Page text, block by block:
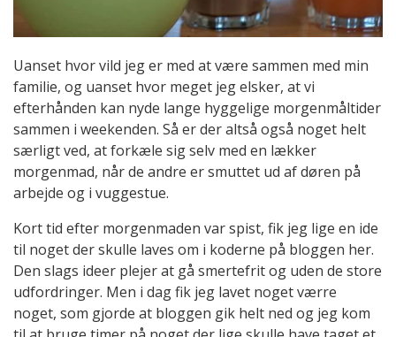
Uanset hvor vild jeg er med at være sammen med min
familie, og uanset hvor meget jeg elsker, at vi
efterhånden kan nyde lange hyggelige morgenmåltider
sammen i weekenden. Så er der altså også noget helt
særligt ved, at forkæle sig selv med en lækker
morgenmad, når de andre er smuttet ud af døren på
arbejde og i vuggestue.
Kort tid efter morgenmaden var spist, fik jeg lige en ide
til noget der skulle laves om i koderne på bloggen her.
Den slags ideer plejer at gå smertefrit og uden de store
udfordringer. Men i dag fik jeg lavet noget værre
noget, som gjorde at bloggen gik helt ned og jeg kom